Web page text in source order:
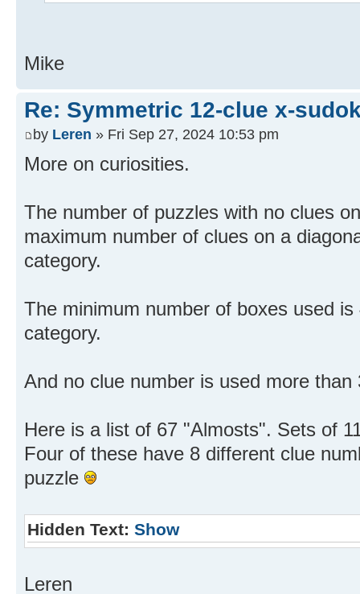
Mike
Re: Symmetric 12-clue x-
by Leren » Fri Sep 27, 2024 10:53 pm
More on curiosities.
The number of puzzles with no clues
maximum number of clues on a
category.
The minimum number of boxes used
category.
And no clue number is used more
Here is a list of 67 "Almosts". Sets of
Four of these have 8 different clue
puzzle
Hidden Text: Show
Leren